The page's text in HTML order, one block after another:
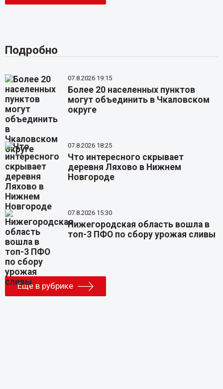
Подробно
07.8.2026 19:15
Более 20 населенных пунктов
могут объединить в Чкаловском
округе
07.8.2026 18:25
Что интересного скрывает
деревня Ляхово в Нижнем
Новгороде
07.8.2026 15:30
Нижегородская область вошла в
топ-3 ПФО по сбору урожая сливы
Еще в рубрике